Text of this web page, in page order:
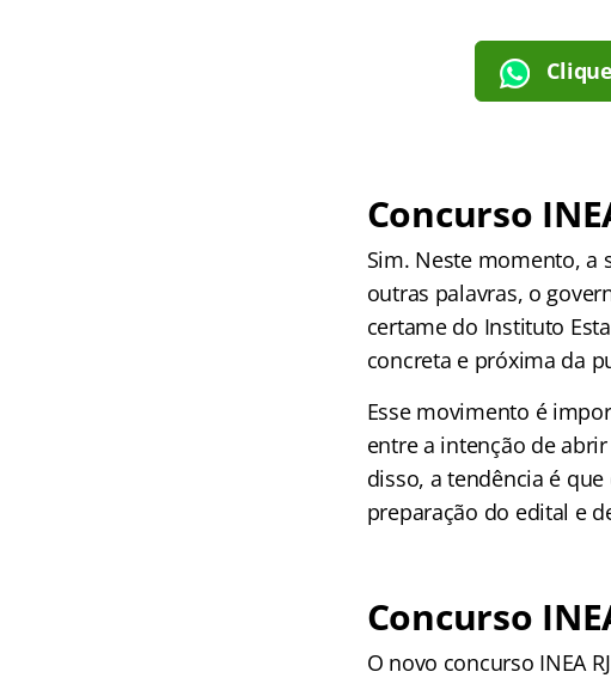
Concurso
Sim. Neste momento, a
outras palavras, o
certame do Instituto
concreta e próxima da
Esse movimento é
entre a intenção de
disso, a tendência é
preparação do edital e
Concurso
O novo concurso INEA